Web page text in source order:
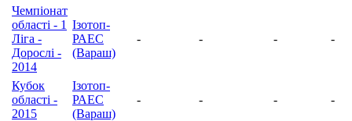
Чемпіонат
області - 1
Ліга -
Дорослі -
2014
Ізотоп-
РАЕС
(Вараш)
- - - -
Кубок
області -
2015
Ізотоп-
РАЕС
(Вараш)
- - - -